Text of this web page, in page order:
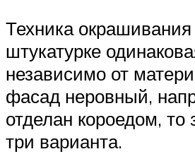
Техника
штукатурке
независимо от
фасад неровный,
отделан короедом, то
три варианта.